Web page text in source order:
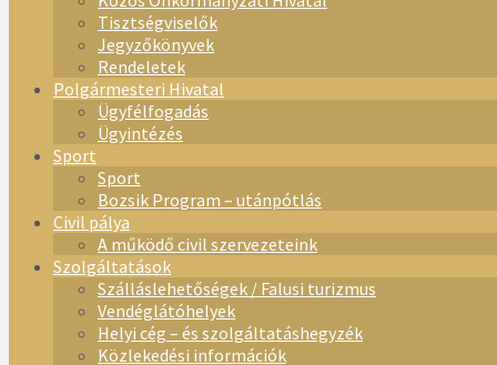
Tisztségviselők
Jegyzőkönyvek
Rendeletek
Polgármesteri Hivatal
Ügyfélfogadás
Ügyintézés
Sport
Sport
Bozsik Program – utánpótlás
Civil pálya
A működő civil szervezeteink
Szolgáltatások
Szálláslehetőségek / Falusi turizmus
Vendéglátóhelyek
Helyi cég – és szolgáltatáshegyzék
Közlekedési információk